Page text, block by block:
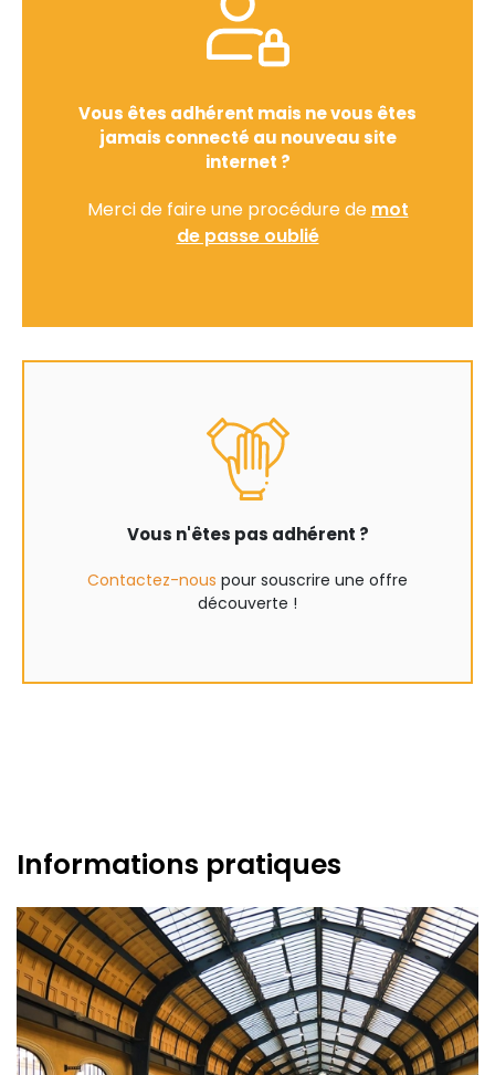
Vous êtes adhérent mais ne vous êtes
jamais connecté au nouveau site
internet ?
Merci de faire une procédure de mot
de passe oublié
Vous n'êtes pas adhérent ?
Contactez-nous pour souscrire une offre
découverte !
Informations pratiques